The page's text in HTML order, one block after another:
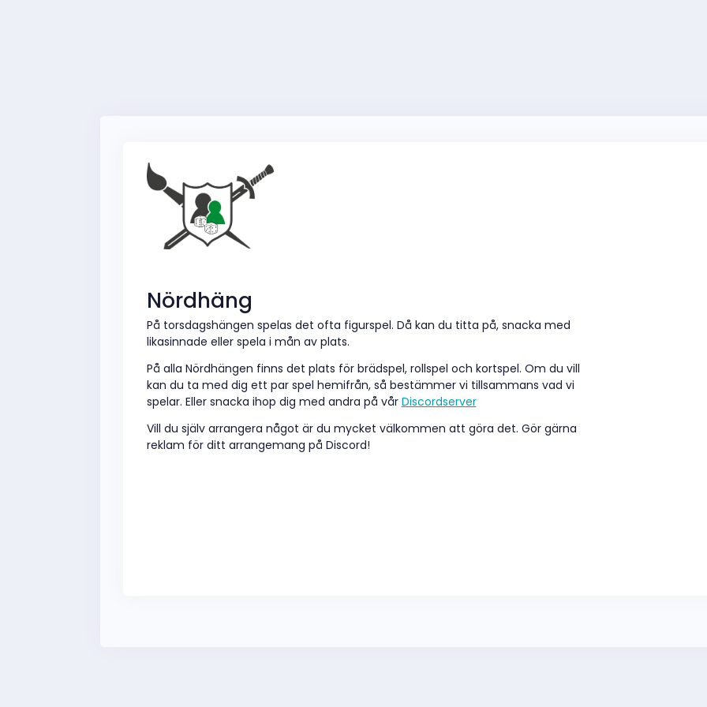
Nördhäng
På torsdagshängen spelas det ofta figurspel. Då kan du titta på, snacka med
likasinnade eller spela i mån av plats.
På alla Nördhängen finns det plats för brädspel, rollspel och kortspel. Om du vill
kan du ta med dig ett par spel hemifrån, så bestämmer vi tillsammans vad vi
spelar. Eller snacka ihop dig med andra på vår Discordserver
Vill du själv arrangera något är du mycket välkommen att göra det. Gör gärna
reklam för ditt arrangemang på Discord!